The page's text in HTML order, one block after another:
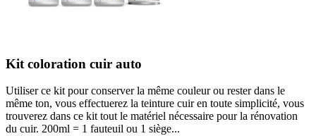
Kit coloration cuir auto
Utiliser ce kit pour conserver la même couleur ou rester dans le
même ton, vous effectuerez la teinture cuir en toute simplicité, vous
trouverez dans ce kit tout le matériel nécessaire pour la rénovation
du cuir. 200ml = 1 fauteuil ou 1 siège...